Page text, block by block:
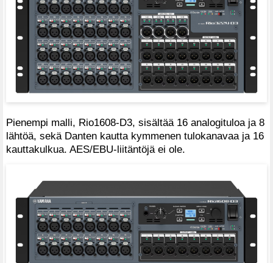
Pienempi malli, Rio1608-D3, sisältää 16 analogituloa ja 8
lähtöä, sekä Danten kautta kymmenen tulokanavaa ja 16
kauttakulkua. AES/EBU-liitäntöjä ei ole.